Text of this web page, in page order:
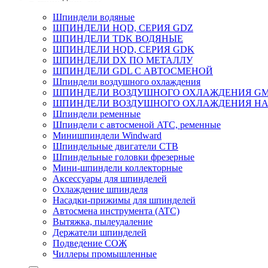
Шпиндели водяные
ШПИНДЕЛИ HQD, СЕРИЯ GDZ
ШПИНДЕЛИ TDK ВОДЯНЫЕ
ШПИНДЕЛИ HQD, СЕРИЯ GDK
ШПИНДЕЛИ DX ПО МЕТАЛЛУ
ШПИНДЕЛИ GDL С АВТОСМЕНОЙ
Шпиндели воздушного охлаждения
ШПИНДЕЛИ ВОЗДУШНОГО ОХЛАЖДЕНИЯ
ШПИНДЕЛИ ВОЗДУШНОГО ОХЛАЖДЕНИЯ
Шпиндели ременные
Шпиндели с автосменой ATC, ременные
Минишпиндели Windward
Шпиндельные двигатели СТВ
Шпиндельные головки фрезерные
Мини-шпиндели коллекторные
Аксессуары для шпинделей
Охлаждение шпинделя
Насадки-прижимы для шпинделей
Автосмена инструмента (ATC)
Вытяжка, пылеудаление
Держатели шпинделей
Подведение СОЖ
Чиллеры промышленные